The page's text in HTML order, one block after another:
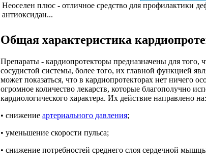
Неоселен плюс - отличное средство для профилактики
антиоксидан...
Общая характеристика
Препараты - кардиопротекторы предназначены для того,
сосудистой системы, более того, их главной функцией
может показаться, что в кардиопротекторах нет ничего
огромное количество лекарств, которые благополучно
кардиологического характера. Их действие направлено на:
• снижение артериального давления;
• уменьшение скорости пульса;
• снижение потребностей среднего слоя сердечной